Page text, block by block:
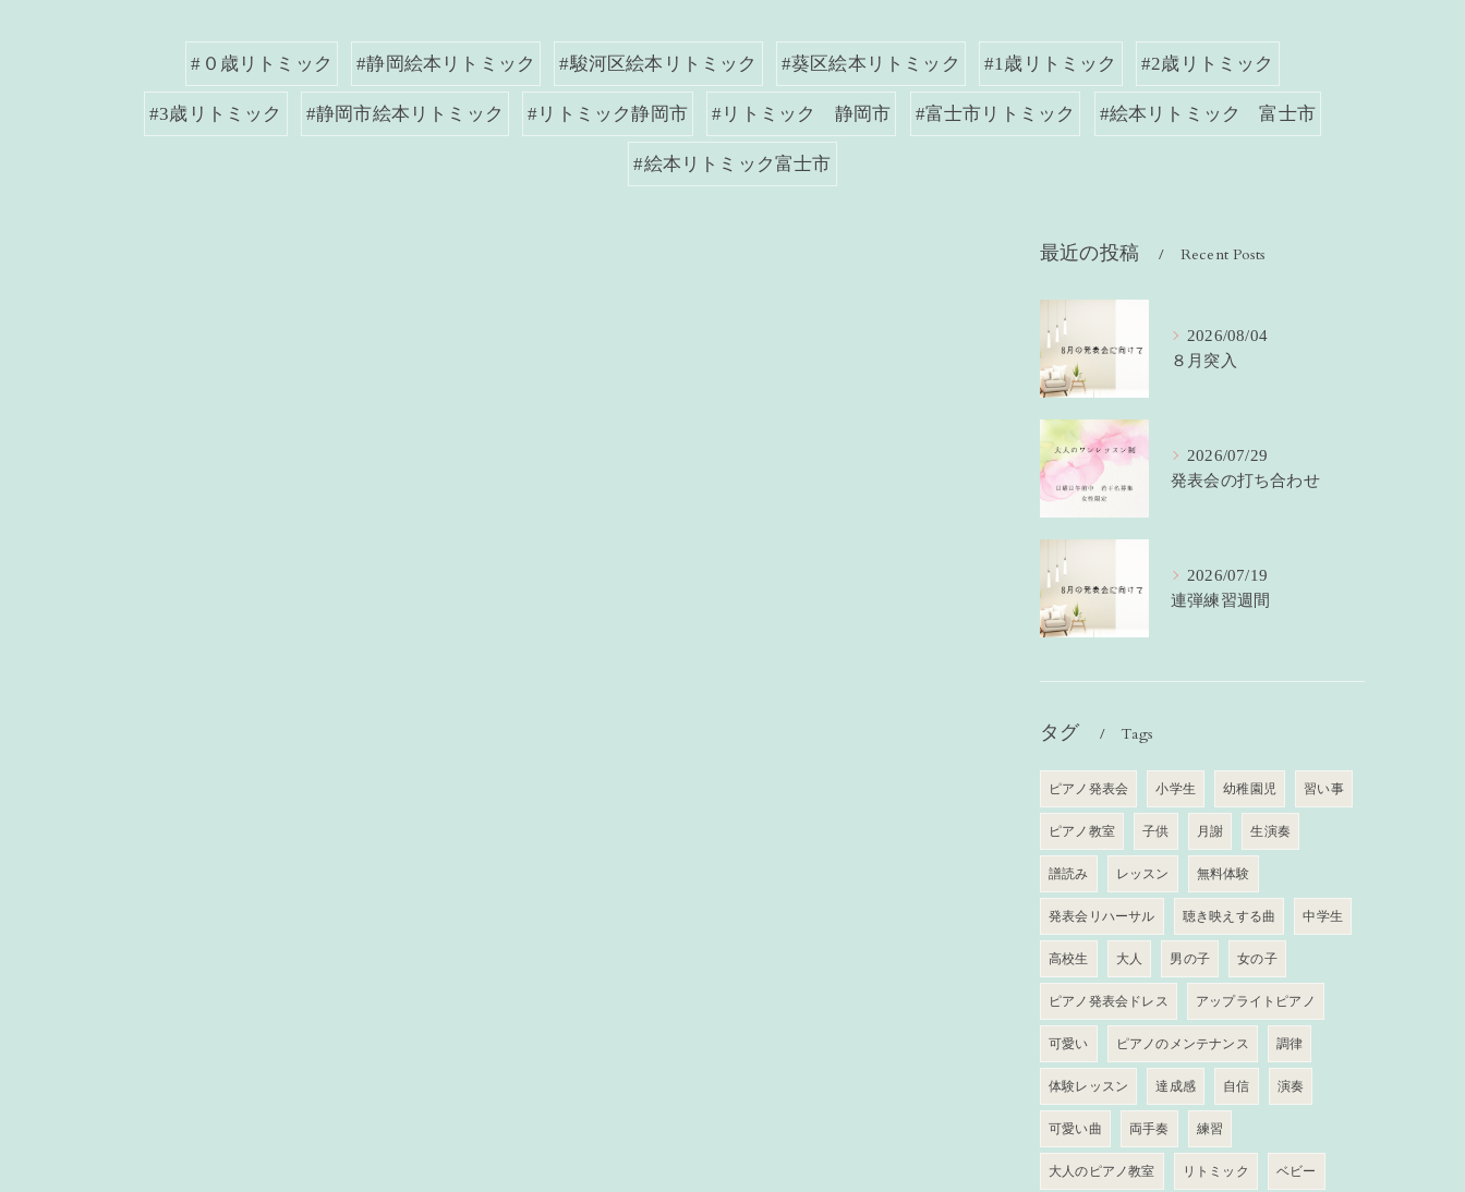
#０歳リトミック #静岡絵本リトミック #駿河区絵本リトミック #葵区絵本リトミック #1歳リトミック #2歳リトミック
#3歳リトミック #静岡市絵本リトミック #リトミック静岡市 #リトミック 静岡市 #富士市リトミック #絵本リトミック 富士市
#絵本リトミック富士市
最近の投稿 Recent Posts
2026/08/04
８月突入
2026/07/29
発表会の打ち合わせ
2026/07/19
連弾練習週間
タグ Tags
ピアノ発表会 小学生 幼稚園児 習い事
ピアノ教室 子供 月謝 生演奏
譜読み レッスン 無料体験
発表会リハーサル 聴き映えする曲 中学生
高校生 大人 男の子 女の子
ピアノ発表会ドレス アップライトピアノ
可愛い ピアノのメンテナンス 調律
体験レッスン 達成感 自信 演奏
可愛い曲 両手奏 練習
大人のピアノ教室 リトミック ベビー